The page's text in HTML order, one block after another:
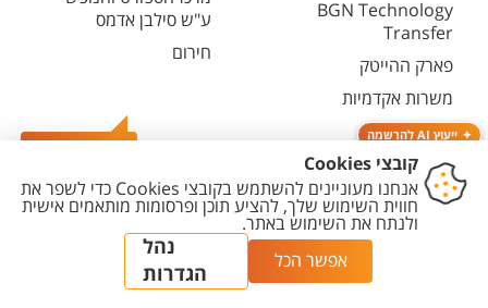
ייעוץ AI להרשמה
BGN Technology
Transfer
פארק ההייטק
משרות אקדמיות
ע"ש סילבן אדמס
חירום
נגישות
מדיניות
מדיניות עריכת
תוכן